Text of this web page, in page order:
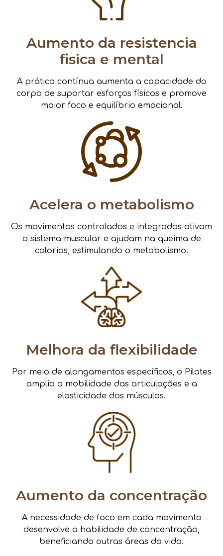
Aumento da resistencia
fisica e mental
A prática contínua aumenta a capacidade do
corpo de suportar esforços físicos e promove
maior foco e equilíbrio emocional.
Acelera o metabolismo
Os movimentos controlados e integrados ativam
o sistema muscular e ajudam na queima de
calorias, estimulando o metabolismo.
Melhora da flexibilidade
Por meio de alongamentos específicos, o Pilates
amplia a mobilidade das articulações e a
elasticidade dos músculos.
Aumento da concentração
A necessidade de foco em cada movimento
desenvolve a habilidade de concentração,
beneficiando outras áreas da vida.